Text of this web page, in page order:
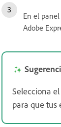
En el panel
Adobe
Selecciona
para que tus